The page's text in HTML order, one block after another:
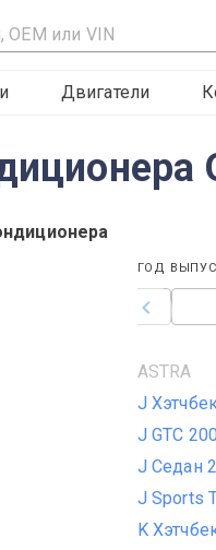
Двигатели
ГОД
ASTRA
J
J GTC
J Седан
J Sports
K